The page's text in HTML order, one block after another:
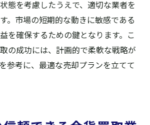
態を考慮したうえで、適切な業者を
。市場の短期的な動きに敏感である
を確保するための鍵となります。こ
の成功には、計画的で柔軟な戦略が
参考に、最適な売却プランを立てて